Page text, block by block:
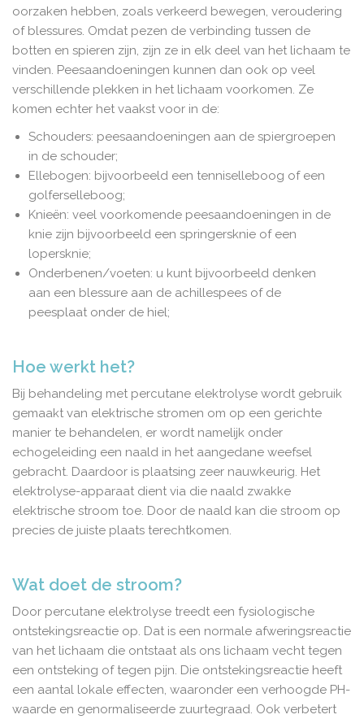
oorzaken hebben, zoals verkeerd bewegen, veroudering
of blessures. Omdat pezen de verbinding tussen de
botten en spieren zijn, zijn ze in elk deel van het lichaam te
vinden. Peesaandoeningen kunnen dan ook op veel
verschillende plekken in het lichaam voorkomen. Ze
komen echter het vaakst voor in de:
Schouders: peesaandoeningen aan de spiergroepen
in de schouder;
Ellebogen: bijvoorbeeld een tenniselleboog of een
golferselleboog;
Knieën: veel voorkomende peesaandoeningen in de
knie zijn bijvoorbeeld een springersknie of een
lopersknie;
Onderbenen/voeten: u kunt bijvoorbeeld denken
aan een blessure aan de achillespees of de
peesplaat onder de hiel;
Hoe werkt het?
Bij behandeling met percutane elektrolyse wordt gebruik
gemaakt van elektrische stromen om op een gerichte
manier te behandelen, er wordt namelijk onder
echogeleiding een naald in het aangedane weefsel
gebracht. Daardoor is plaatsing zeer nauwkeurig. Het
elektrolyse-apparaat dient via die naald zwakke
elektrische stroom toe. Door de naald kan die stroom op
precies de juiste plaats terechtkomen.
Wat doet de stroom?
Door percutane elektrolyse treedt een fysiologische
ontstekingsreactie op. Dat is een normale afweringsreactie
van het lichaam die ontstaat als ons lichaam vecht tegen
een ontsteking of tegen pijn. Die ontstekingsreactie heeft
een aantal lokale effecten, waaronder een verhoogde PH-
waarde en genormaliseerde zuurtegraad. Ook verbetert